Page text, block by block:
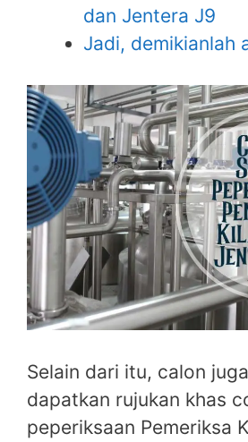
dan Jentera J9
Jadi, demikianlah
Selain dari itu, calon
dapatkan rujukan khas
peperiksaan Pemeriksa